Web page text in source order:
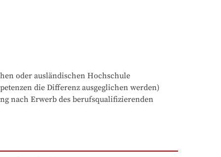
oder ausländischen Hochschule
die Differenz ausgeglichen werden)
nach Erwerb des berufsqualifizierenden